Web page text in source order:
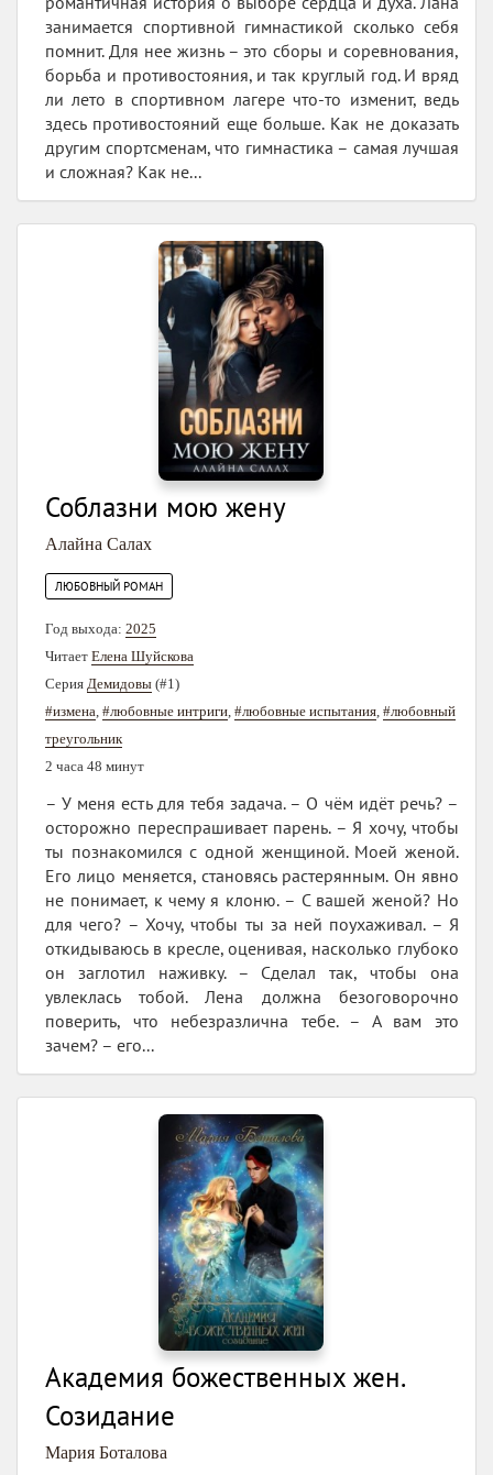
занимается спортивной гимнастикой сколько себя
помнит. Для нее жизнь – это сборы и соревнования,
борьба и противостояния, и так круглый год. И вряд
ли лето в спортивном лагере что-то изменит, ведь
здесь противостояний еще больше. Как не доказать
другим спортсменам, что гимнастика – самая лучшая
и сложная? Как не...
Соблазни мою жену
Алайна Салах
ЛЮБОВНЫЙ РОМАН
Год выхода: 2025
Читает Елена Шуйскова
Серия Демидовы (#1)
#измена, #любовные интриги, #любовные испытания, #любовный
треугольник
2 часа 48 минут
– У меня есть для тебя задача. – О чём идёт речь? –
осторожно переспрашивает парень. – Я хочу, чтобы
ты познакомился с одной женщиной. Моей женой.
Его лицо меняется, становясь растерянным. Он явно
не понимает, к чему я клоню. – С вашей женой? Но
для чего? – Хочу, чтобы ты за ней поухаживал. – Я
откидываюсь в кресле, оценивая, насколько глубоко
он заглотил наживку. – Сделал так, чтобы она
увлеклась тобой. Лена должна безоговорочно
поверить, что небезразлична тебе. – А вам это
зачем? – его...
Академия божественных жен.
Созидание
Мария Боталова